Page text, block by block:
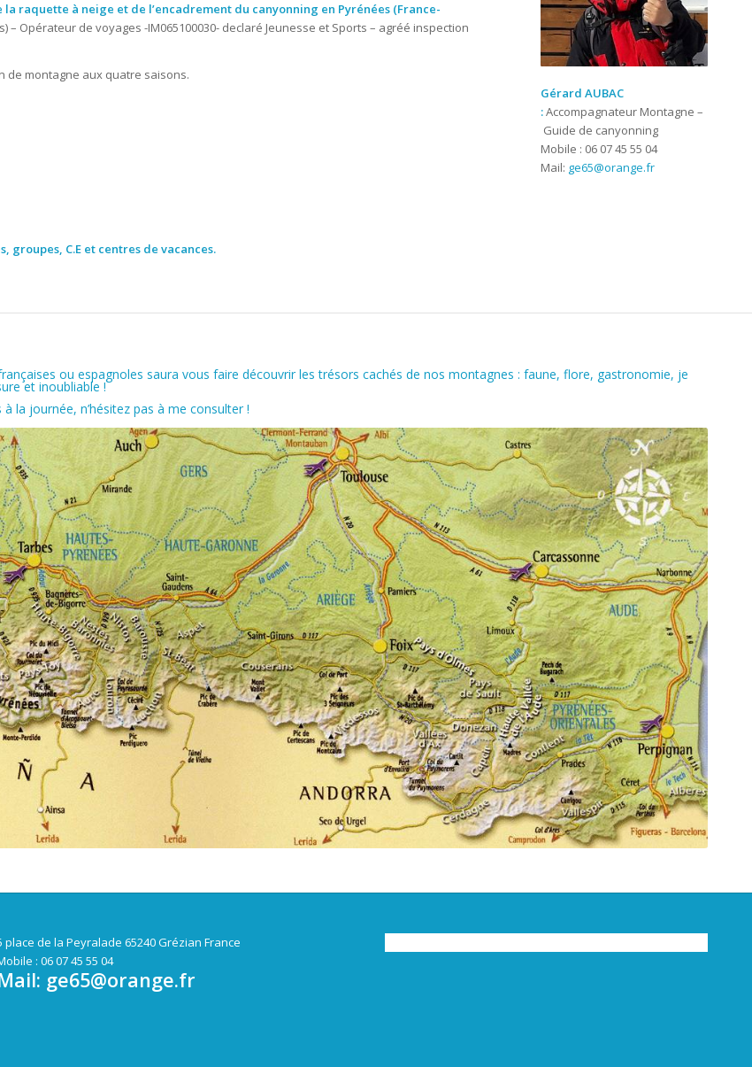
raquette à neige et de l’encadrement du canyonning en Pyrénées (France-
– Opérateur de voyages -IM065100030- declaré Jeunesse et Sports – agréé inspection
de montagne aux quatre saisons.
groupes, C.E et centres de vacances.
Gérard AUBAC
:Accompagnateur Montagne –
Guide de canyonning
Mobile : 06 07 45 55 04
Mail: ge65@orange.fr
ou espagnoles saura vous faire découvrir les trésors cachés de nos montagnes : faune, flore, gastronomie, je
et inoubliable !
la journée, n’hésitez pas à me consulter !
place de la Peyralade 65240 Grézian France
: 06 07 45 55 04
ge65@orange.fr